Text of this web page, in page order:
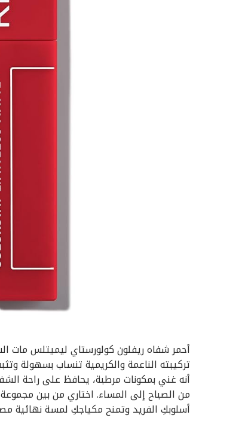
أحمر شفاه ريفلون كولورستاي ليميتلس مات
تركيبته الناعمة والكريمية تنساب بسهولة
أنه غني بمكونات مرطبة، يحافظ على راحة
من الصباح إلى المساء. اختاري من بين مجموعة
أسلوبكِ الفريد وتمنح مكياجكِ لمسة نهائية